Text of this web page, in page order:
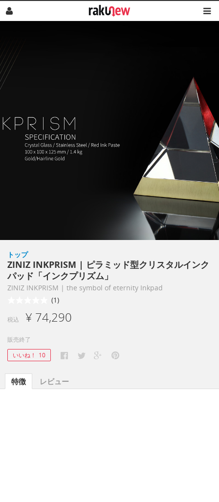
トップ
ZINIZ INKPRISM | ピラミッド型クリスタルインク
パッド「インクプリズム」
ZINIZ INKPRISM | the symbol of eternity Inkpad
(1)
税込 ¥ 74,290
販売終了
いいね！
10
特徴 レビュー